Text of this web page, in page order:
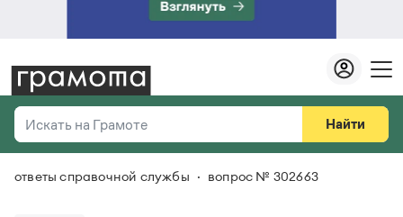
Искать на Грамоте
Справочная служба
Найти
Везде
ответы справочной службы вопрос № 302663